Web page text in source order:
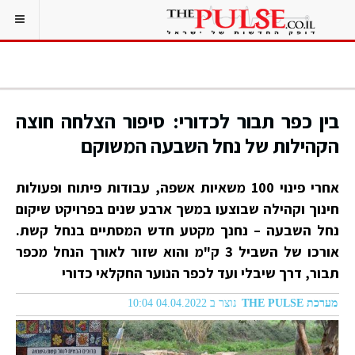
בין כפר תבור לכדורי: סיפור הצלחה חוצה
הקהילות של נחל השבעה המשוקם
אחרי פינוי 100 משאיות אשפה, עבודות פיתוח ופעולות
חינוך וקהילה שבוצעו במשך ארבע שנים בפרויקט שיקום
נחל השבעה – נחנך מקטע חדש המסתיים בנחל קשת.
אורכו של השביל 3 ק"מ והוא שזור לאורך הנחל מכפר
תבור, דרך שיבלי ועד לכפר הנוער החקלאי כדורי
מערכת THE PULSE נוצר ב 04.04.2022 10:04